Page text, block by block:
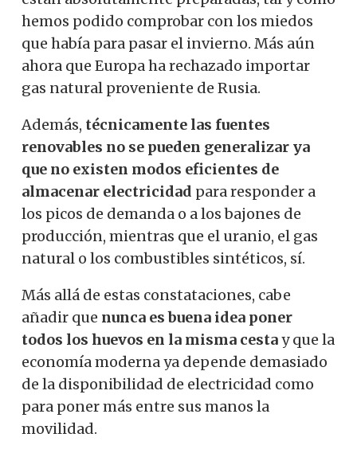
hemos podido comprobar con los miedos
que había para pasar el invierno. Más aún
ahora que Europa ha rechazado importar
gas natural proveniente de Rusia.
Además, técnicamente las fuentes
renovables no se pueden generalizar ya
que no existen modos eficientes de
almacenar electricidad para responder a
los picos de demanda o a los bajones de
producción, mientras que el uranio, el gas
natural o los combustibles sintéticos, sí.
Más allá de estas constataciones, cabe
añadir que nunca es buena idea poner
todos los huevos en la misma cestay que la
economía moderna ya depende demasiado
de la disponibilidad de electricidad como
para poner más entre sus manos la
movilidad.